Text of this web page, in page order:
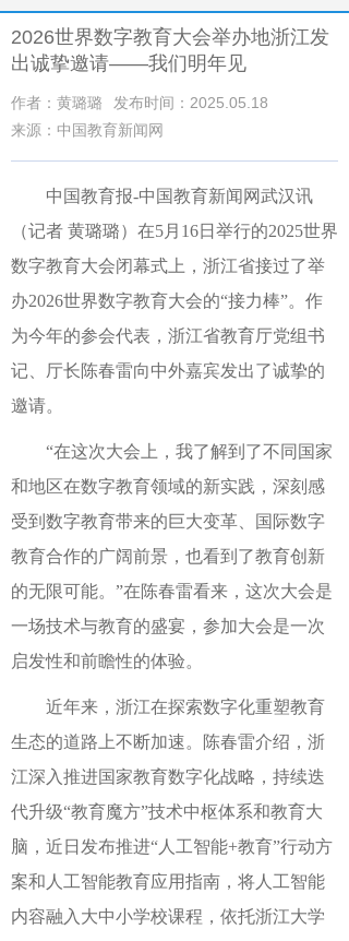
2026世界数字教育大会举办地浙江发
出诚挚邀请——我们明年见
作者：黄璐璐
发布时间：2025.05.18
来源：中国教育新闻网
中国教育报-中国教育新闻网武汉讯
（记者 黄璐璐） 在5月16日 举行的2025世界
数字教育大会闭幕式上，浙江省接过了举
办2026世界数字教育大会的“接力棒”。作
为今年的参会代表，浙江省教育厅党组书
记、厅长陈春雷向中外嘉宾发出了诚挚的
邀请。
“在这次大会上，我了解到了不同国家
和地区在数字教育领域的新实践，深刻感
受到数字教育带来的巨大变革、国际数字
教育合作的广阔前景，也看到了教育创新
的无限可能。”在陈春雷看来，这次大会是
一场技术与教育的盛宴，参加大会是一次
启发性和前瞻性的体验。
近年来，浙江在探索数字化重塑教育
生态的道路上不断加速。陈春雷介绍，浙
江深入推进国家教育数字化战略，持续迭
代升级“教育魔方”技术中枢体系和教育大
脑，近日发布推进“人工智能+教育”行动方
案和人工智能教育应用指南，将人工智能
内容融入大中小学校课程，依托浙江大学